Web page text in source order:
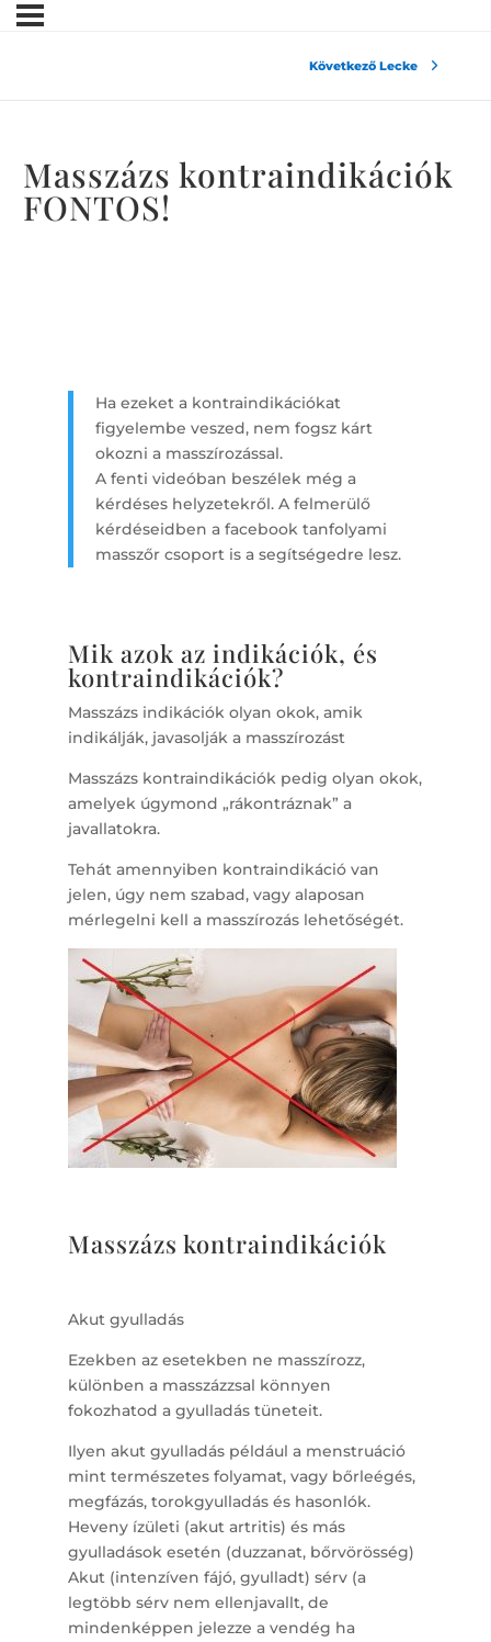
Következő Lecke
Masszázs kontraindikációk
FONTOS!
Ha ezeket a kontraindikációkat
figyelembe veszed, nem fogsz kárt
okozni a masszírozással.
A fenti videóban beszélek még a
kérdéses helyzetekről. A felmerülő
kérdéseidben a facebook tanfolyami
masszőr csoport is a segítségedre lesz.
Mik azok az indikációk, és
kontraindikációk?
Masszázs indikációk olyan okok, amik
indikálják, javasolják a masszírozást
Masszázs kontraindikációk pedig olyan okok,
amelyek úgymond „rákontráznak” a
javallatokra.
Tehát amennyiben kontraindikáció van
jelen, úgy nem szabad, vagy alaposan
mérlegelni kell a masszírozás lehetőségét.
Masszázs kontraindikációk
Akut gyulladás
Ezekben az esetekben ne masszírozz,
különben a masszázzsal könnyen
fokozhatod a gyulladás tüneteit.
Ilyen akut gyulladás például a menstruáció
mint természetes folyamat, vagy bőrleégés,
megfázás, torokgyulladás és hasonlók.
Heveny ízületi (akut artritis) és más
gyulladások esetén (duzzanat, bőrvörösség)
Akut (intenzíven fájó, gyulladt) sérv (a
legtöbb sérv nem ellenjavallt, de
mindenképpen jelezze a vendég ha